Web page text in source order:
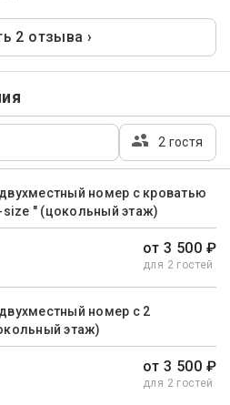
2 отзыва ›
2 гостя
номер с кроватью
" (цокольный этаж)
от 3 500 ₽
для 2 гостей
номер с 2
этаж)
от 3 500 ₽
для 2 гостей